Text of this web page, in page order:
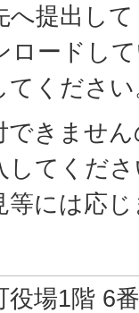
へ提出し
ロードし
てくださ
きませ
してくだ
には応
役場1階 6